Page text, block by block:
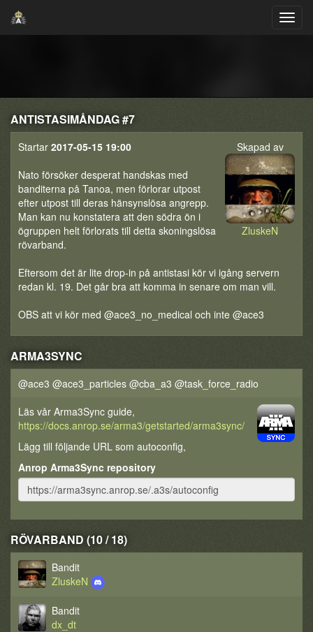
ANTISTASIMÅNDAG #7
Skapad av
ZluskeN
Startar 2017-05-15 19:00
Nato försöker desperat handskas med
banditerna på Tanoa, men förlorar utpost
efter utpost till deras hänsynslösa angrepp.
Man kan nu konstatera att den södra ön i
ögruppen helt förlorats till detta skoningslösa
rövarband.
Eftersom det är lite drop-in på antistasi kör vi igång servern
redan kl. 19. Det går bra att komma in senare om man vill.
OBS att vi kör med @ace3_no_medical och inte @ace3
ARMA3SYNC
@ace3 @ace3_particles @cba_a3 @task_force_radio
Läs vår Arma3Sync guide,
https://docs.anrop.se/arma3/getstarted/arma3sync/
Lägg till följande URL som autoconfig,
Anrop Arma3Sync repository
RÖVARBAND (10 / 18)
Bandit
ZluskeN
Bandit
dx_dt